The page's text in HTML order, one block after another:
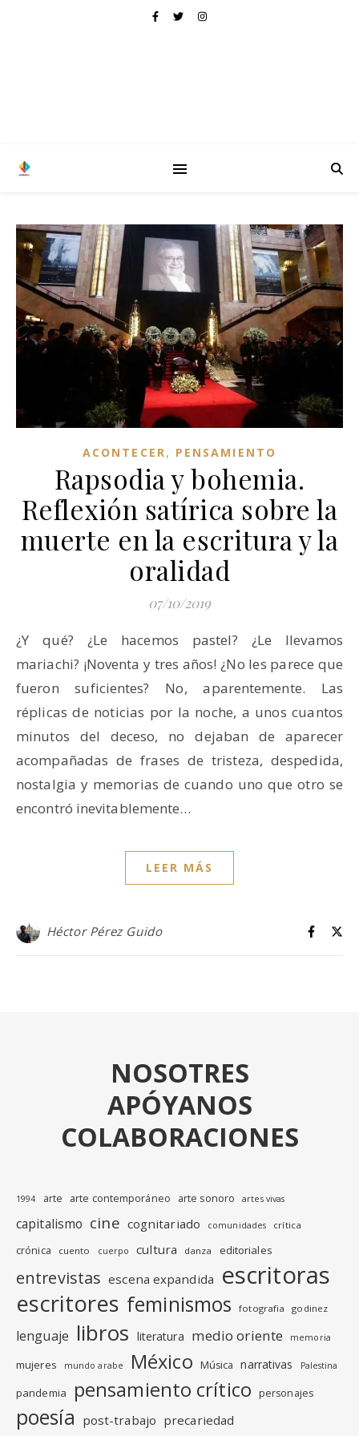
ACONTECER, PENSAMIENTO
Rapsodia y bohemia.
Reflexión satírica sobre la
muerte en la escritura y la
oralidad
07/10/2019
¿Y qué? ¿Le hacemos pastel? ¿Le llevamos
mariachi? ¡Noventa y tres años! ¿No les parece que
fueron suficientes? No, aparentemente. Las
réplicas de noticias por la noche, a unos cuantos
minutos del deceso, no dejaban de aparecer
acompañadas de frases de tristeza, despedida,
nostalgia y memorias de cuando uno que otro se
encontró inevitablemente…
LEER MÁS
Héctor Pérez Guido
NOSOTRES
APÓYANOS
COLABORACIONES
1994 arte arte contemporáneo arte sonoro artes vivas
capitalismo cine cognitariado comunidades crítica
crónica cuento cuerpo cultura danza editoriales
entrevistas escena expandida escritoras
escritores feminismos fotografia godinez
lenguaje libros literatura medio oriente memoria
mujeres mundo arabe México Música narrativas Palestina
pandemia pensamiento crítico personajes
poesía post-trabajo precariedad